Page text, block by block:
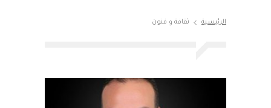
الرئيسية ثقافة و فنون